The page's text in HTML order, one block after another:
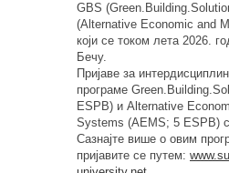
GBS
(Alternative Economic and
који се током лета 2026.
Бечу.
Пријаве за
програме
ESPB) и Alternative
Systems (AEMS; 5
Сазнајте више о овим
пријавите се путем: